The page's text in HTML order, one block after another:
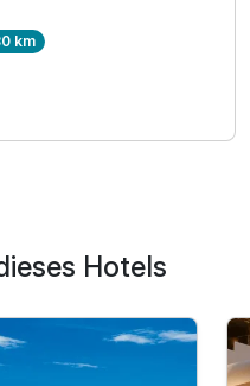
km
Hotels